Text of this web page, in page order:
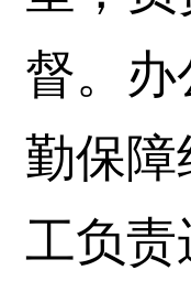
督。
勤保障
工负责